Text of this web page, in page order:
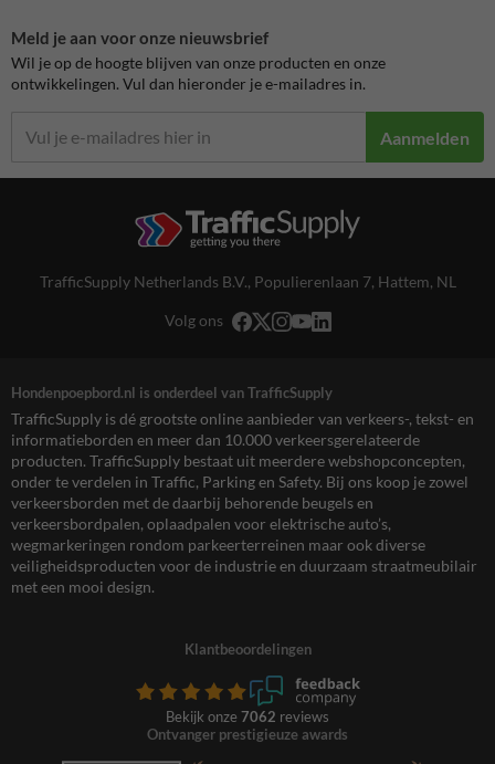
Meld je aan voor onze nieuwsbrief
Wil je op de hoogte blijven van onze producten en onze
ontwikkelingen. Vul dan hieronder je e-mailadres in.
Aanmelden
TrafficSupply Netherlands B.V., Populierenlaan 7, Hattem, NL
Volg ons
Hondenpoepbord.nl is onderdeel van TrafficSupply
TrafficSupply is dé grootste online aanbieder van verkeers-, tekst- en
informatieborden en meer dan 10.000 verkeersgerelateerde
producten. TrafficSupply bestaat uit meerdere webshopconcepten,
onder te verdelen in Traffic, Parking en Safety. Bij ons koop je zowel
verkeersborden met de daarbij behorende beugels en
verkeersbordpalen, oplaadpalen voor elektrische auto’s,
wegmarkeringen rondom parkeerterreinen maar ook diverse
veiligheidsproducten voor de industrie en duurzaam straatmeubilair
met een mooi design.
Klantbeoordelingen
Bekijk onze 7062 reviews
Ontvanger prestigieuze awards